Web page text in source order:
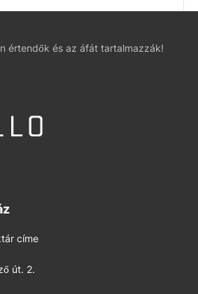
értendők és az áfát tartalmazzák!
címe
út. 2.